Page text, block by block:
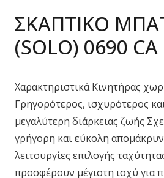
ΣΚΑΠΤΙΚΟ
(SOLO) 0690 CA
Χαρακτηριστικά Κινητήρας
Γρηγορότερος, ισχυρότερος
μεγαλύτερη διάρκειας ζωής
γρήγορη και εύκολη
λειτουργίες επιλογής
προσφέρουν μέγιστη ισχύ για